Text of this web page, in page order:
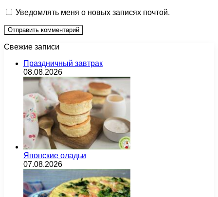
Уведомлять меня о новых записях почтой.
Свежие записи
Праздничный завтрак
08.08.2026
Японские оладьи
07.08.2026